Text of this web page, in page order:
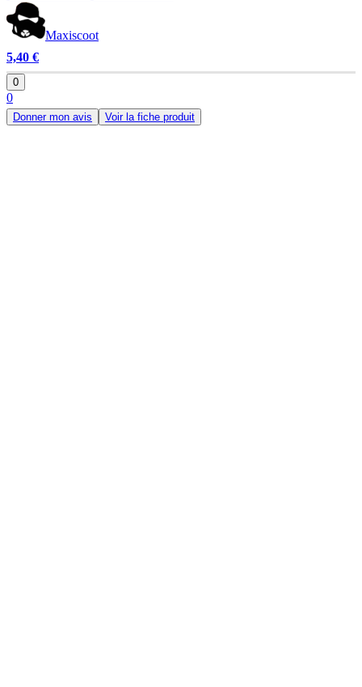
Maxiscoot
5,40 €
0
0
Donner mon avis Voir la fiche produit